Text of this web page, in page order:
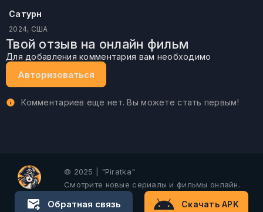
Сатурн
2024, США
Твой отзыв на онлайн фильм
Для добавления комментария вам необходимо
Авторизоваться
Комментариев еще нет. Вы можете стать первым!
© 2025 | "Piratka"
Смотрите новые сериалы и фильмы онлайн.
Обратная связь Скачать APK